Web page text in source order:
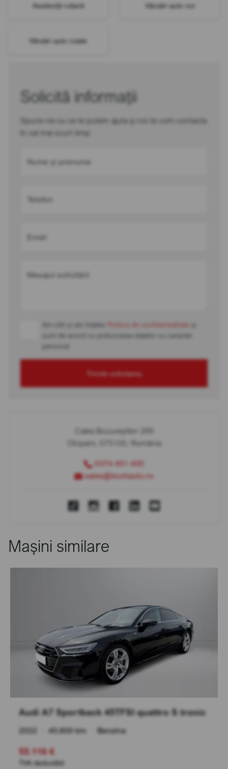
Asistență rutieră Vânzări auto noi
Vânzări auto rulate
Solicită informații
Spune-ne cu ce te putem ajuta și noi te vom contacta
în cel mai scurt timp
Nume și prenume
Telefon
Email
Mesajul solicitării
Am citit și am înțeles Politica de confidențialitate
sunt de acord cu prelucrarea datelor cu caracter
personal
Trimite solicitarea
Calea Bucureștilor 289
Otopeni, 075100, România
0374 451 400
sales@bcchauto.ro
Mașini similare
Audi A7 Sportback 45TFSI quattro S tronic
2022 45.600 km Benzina
55.116 €
TVA deductibil